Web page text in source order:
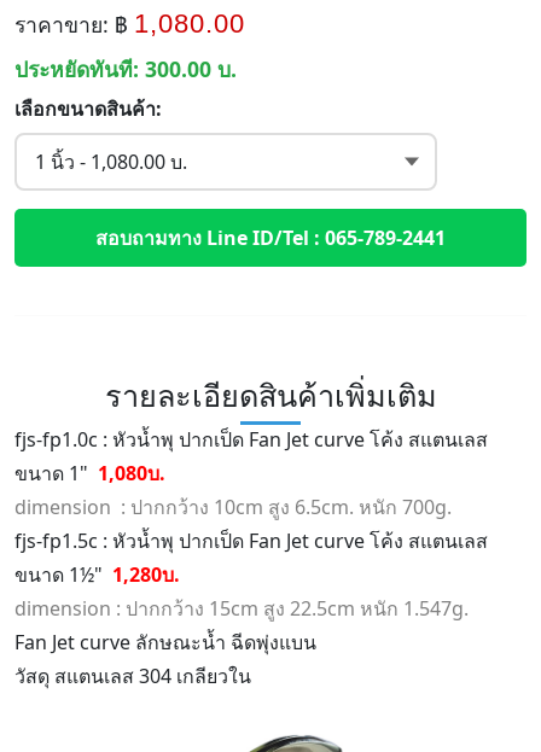
ราคาขาย: ฿ 1,080.00
ประหยัดทันที: 300.00 บ.
เลือกขนาดสินค้า:
สอบถามทาง Line ID/Tel : 065-789-2441
รายละเอียดสินค้าเพิ่มเติม
fjs-fp1.0c : หัวน้ำพุ ปากเป็ด Fan Jet curve โค้ง สแตนเลส
ขนาด 1" 1,080บ.
dimension : ปากกว้าง 10cm สูง 6.5cm. หนัก 700g.
fjs-fp1.5c : หัวน้ำพุ ปากเป็ด Fan Jet curve โค้ง สแตนเลส
ขนาด 1½" 1,280บ.
dimension : ปากกว้าง 15cm สูง 22.5cm หนัก 1.547g.
Fan Jet curve ลักษณะน้ำ ฉีดพุ่งแบน
วัสดุ สแตนเลส 304 เกลียวใน